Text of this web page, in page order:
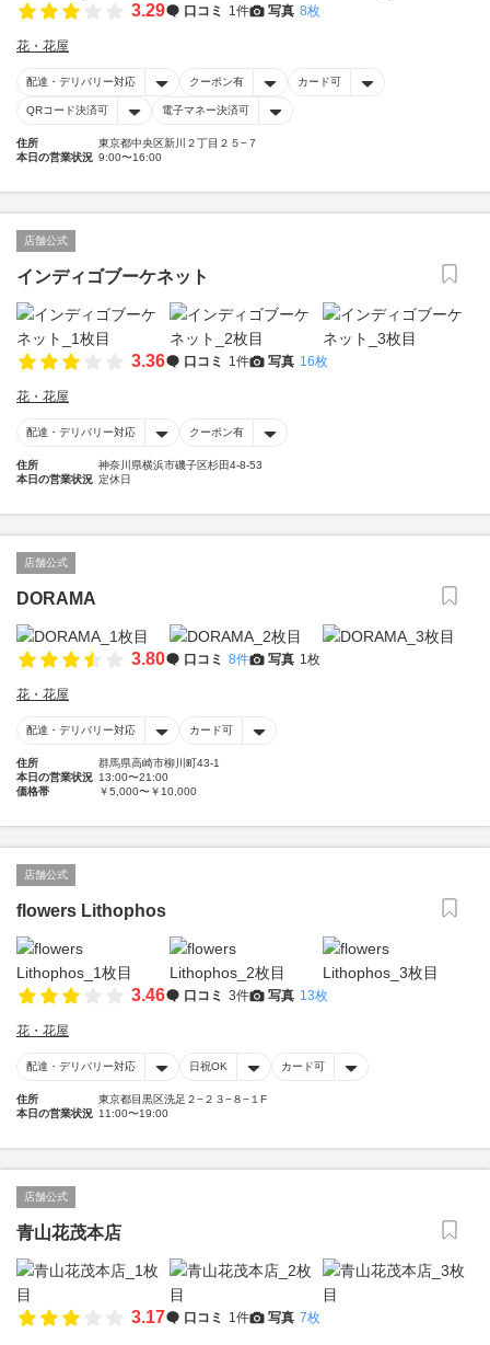
3.29 口コミ 1件 写真 8枚
花・花屋
配達・デリバリー対応 クーポン有 カード可
QRコード決済可 電子マネー決済可
住所
東京都中央区新川２丁目２５−７
本日の営業状況 9:00〜16:00
店舗公式
インディゴブーケネット
3.36 口コミ 1件 写真 16枚
花・花屋
配達・デリバリー対応 クーポン有
住所
神奈川県横浜市磯子区杉田4-8-53
本日の営業状況 定休日
店舗公式
DORAMA
3.80 口コミ 8件 写真 1枚
花・花屋
配達・デリバリー対応 カード可
住所
群馬県高崎市柳川町43-1
本日の営業状況 13:00〜21:00
価格帯
￥5,000〜￥10,000
店舗公式
flowers Lithophos
3.46 口コミ 3件 写真 13枚
花・花屋
配達・デリバリー対応 日祝OK カード可
住所
東京都目黒区洗足２−２３−８−１F
本日の営業状況 11:00〜19:00
店舗公式
青山花茂本店
3.17 口コミ 1件 写真 7枚